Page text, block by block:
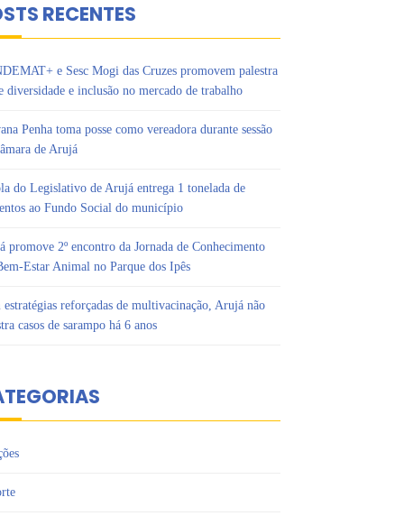
RECENTES
e Sesc Mogi das Cruzes promovem palestra
diversidade e inclusão no mercado de trabalho
Penha toma posse como vereadora durante sessão
de Arujá
do Legislativo de Arujá entrega 1 tonelada de
ao Fundo Social do município
promove 2º encontro da Jornada de Conhecimento
Estar Animal no Parque dos Ipês
estratégias reforçadas de multivacinação, Arujá não
casos de sarampo há 6 anos